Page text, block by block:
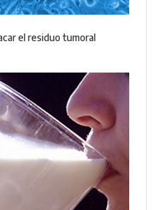
el residuo tumoral